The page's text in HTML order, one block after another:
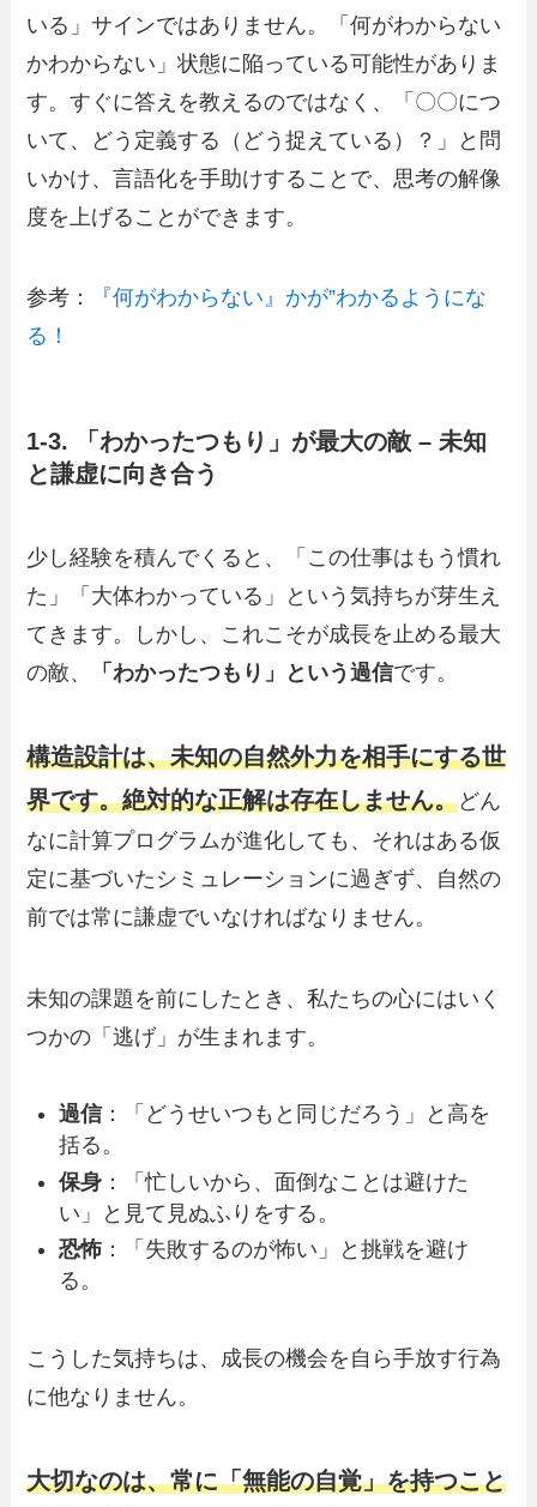
いる」サインではありません。「何がわからない
かわからない」状態に陥っている可能性がありま
す。すぐに答えを教えるのではなく、「〇〇につ
いて、どう定義する（どう捉えている）？」と問
いかけ、言語化を手助けすることで、思考の解像
度を上げることができます。
参考：
『何がわからない』かが”わかるようにな
る！
1-3. 「わかったつもり」が最大の敵 – 未知
と謙虚に向き合う
少し経験を積んでくると、「この仕事はもう慣れ
た」「大体わかっている」という気持ちが芽生え
てきます。しかし、これこそが成長を止める最大
の敵、
「わかったつもり」という過信です。
構造設計は、未知の自然外力を相手にする世
界です。絶対的な正解は存在しません。どん
なに計算プログラムが進化しても、それはある仮
定に基づいたシミュレーションに過ぎず、自然の
前では常に謙虚でいなければなりません。
未知の課題を前にしたとき、私たちの心にはいく
つかの「逃げ」が生まれます。
過信：「どうせいつもと同じだろう」と高を
括る。
保身 ：「忙しいから、面倒なことは避けた
い」と見て見ぬふりをする。
恐怖 ：「失敗するのが怖い」と挑戦を避け
る。
こうした気持ちは、成長の機会を自ら手放す行為
に他なりません。
大切なのは、常に「無能の自覚」を持つこと